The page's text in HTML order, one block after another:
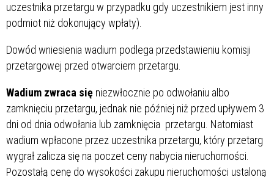
uczestnika przetargu w przypadku gdy uczestnikiem jest inny
podmiot niż dokonujący wpłaty).
Dowód wniesienia wadium podlega przedstawieniu komisji
przetargowej przed otwarciem przetargu.
Wadium zwraca się niezwłocznie po odwołaniu albo
zamknięciu przetargu, jednak nie później niż przed upływem 3
dni od dnia odwołania lub zamknięcia przetargu. Natomiast
wadium wpłacone przez uczestnika przetargu, który przetarg
wygrał zalicza się na poczet ceny nabycia nieruchomości.
Pozostałą cenę do wysokości zakupu nieruchomości ustaloną